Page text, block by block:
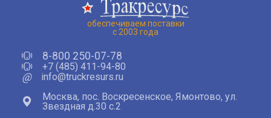
обеспечиваем поставки
с 2003 года
8-800 250-07-78
+7 (485) 411-94-80
@
info@truckresurs.ru
Москва, пос. Воскресенское, Ямонтово, ул.
Звездная д.30 с.2